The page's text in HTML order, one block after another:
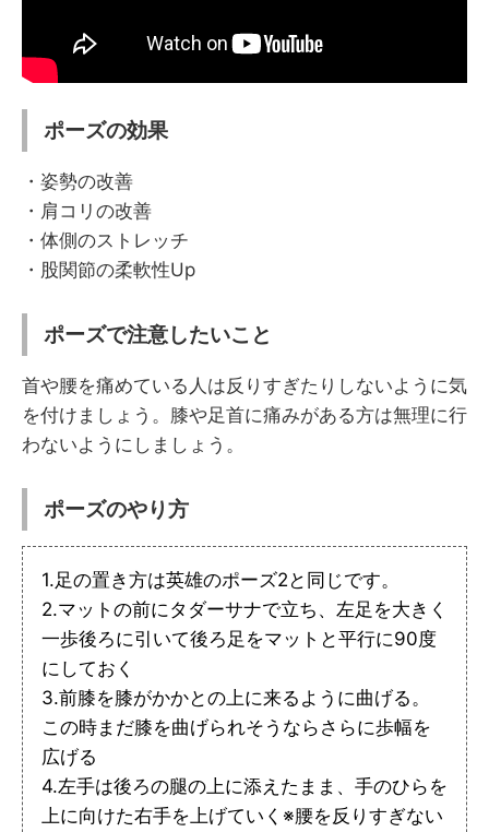
ポーズの効果
・姿勢の改善
・肩コリの改善
・体側のストレッチ
・股関節の柔軟性Up
ポーズで注意したいこと
首や腰を痛めている人は反りすぎたりしないように気
を付けましょう。膝や足首に痛みがある方は無理に行
わないようにしましょう。
ポーズのやり方
1.足の置き方は英雄のポーズ2と同じです。
2.マットの前にタダーサナで立ち、左足を大きく
一歩後ろに引いて後ろ足をマットと平行に90度
にしておく
3.前膝を膝がかかとの上に来るように曲げる。
この時まだ膝を曲げられそうならさらに歩幅を
広げる
4.左手は後ろの腿の上に添えたまま、手のひらを
上に向けた右手を上げていく※腰を反りすぎない